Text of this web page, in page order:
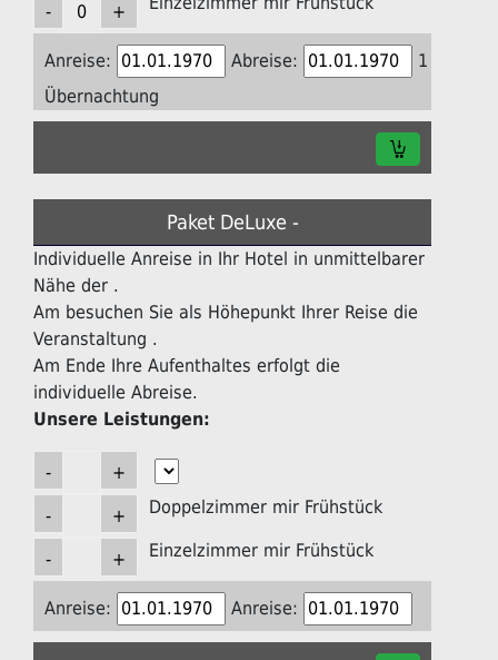
Anreise: Abreise:
1
Übernachtung
Paket DeLuxe -
Individuelle Anreise in Ihr Hotel in unmittelbarer
Nähe der .
Am besuchen Sie als Höhepunkt Ihrer Reise die
Veranstaltung .
Am Ende Ihre Aufenthaltes erfolgt die
individuelle Abreise.
Unsere Leistungen:
Doppelzimmer mir Frühstück
Einzelzimmer mir Frühstück
Anreise: Anreise: